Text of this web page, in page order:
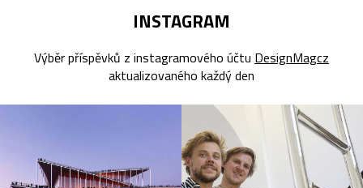
INSTAGRAM
Výběr příspěvků z instagramového účtu DesignMagcz
aktualizovaného každý den